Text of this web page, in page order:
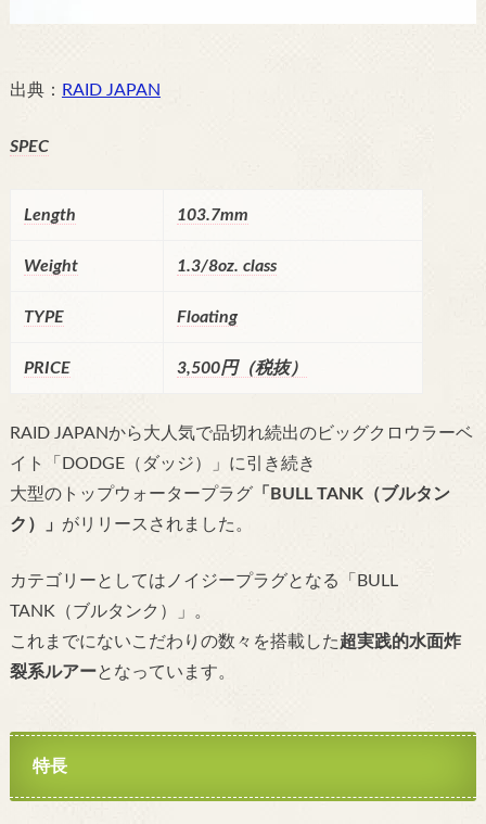
出典： RAID JAPAN
SPEC
Length 103.7mm
Weight 1.3/8oz. class
TYPE Floating
PRICE 3,500円（税抜）
RAID JAPANから大人気で品切れ続出のビッグクロウラーベ
イト「DODGE（ダッジ）」に引き続き
大型のトップウォータープラグ「BULL TANK（ブルタン
ク）」 がリリースされました。
カテゴリーとしてはノイジープラグとなる「BULL
TANK（ブルタンク）」。
これまでにないこだわりの数々を搭載した超実践的水面炸
裂系ルアーとなっています。
特長